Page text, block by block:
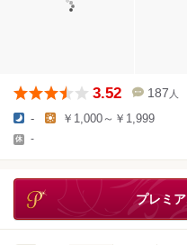
3.52 187 人
- ￥1,000～￥1,999
-
プレミ